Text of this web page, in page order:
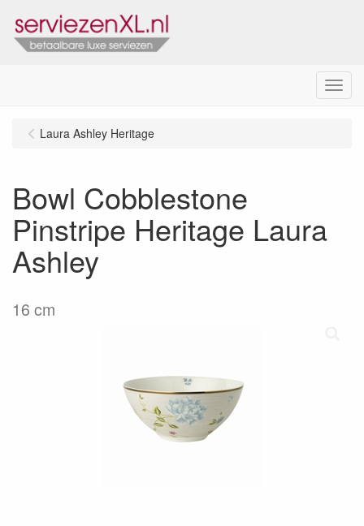
Menu
Laura Ashley Heritage
Bowl Cobblestone
Pinstripe Heritage Laura
Ashley
16 cm